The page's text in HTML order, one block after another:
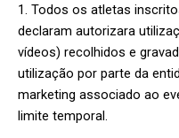
1. Todos os atletas
declaram autorizara
vídeos) recolhidos e
utilização por parte da
marketing associado ao
limite temporal.